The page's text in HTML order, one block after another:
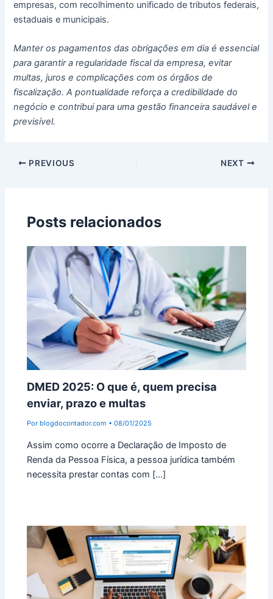
empresas, com recolhimento unificado de tributos federais,
estaduais e municipais.
Manter os pagamentos das obrigações em dia é essencial
para garantir a regularidade fiscal da empresa, evitar
multas, juros e complicações com os órgãos de
fiscalização. A pontualidade reforça a credibilidade do
negócio e contribui para uma gestão financeira saudável e
previsível.
PREVIOUS NEXT
Posts relacionados
DMED 2025: O que é, quem precisa
enviar, prazo e multas
Por blogdocontador.com •08/01/2025
Assim como ocorre a Declaração de Imposto de
Renda da Pessoa Física, a pessoa jurídica também
necessita prestar contas com […]